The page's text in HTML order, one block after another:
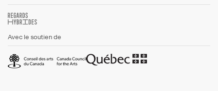
Avec le soutien de